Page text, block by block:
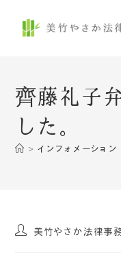
齊藤礼子
した。
> インフォメーション
美竹やさか法律事